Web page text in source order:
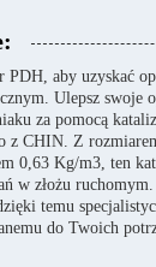
PDH, aby uzyskać
Ulepsz swoje
za pomocą
z CHIN. Z
0,63 Kg/m3, ten
w złożu
temu
do Twoich